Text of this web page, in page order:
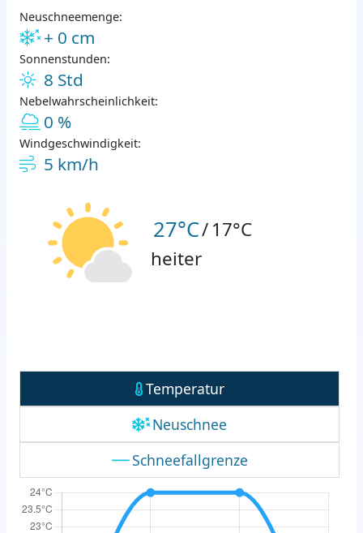
Neuschneemenge:
+ 0 cm
Sonnenstunden:
8 Std
Nebelwahrscheinlichkeit:
0 %
Windgeschwindigkeit:
5 km/h
27°C/17°C
heiter
Temperatur
Neuschnee
Schneefallgrenze